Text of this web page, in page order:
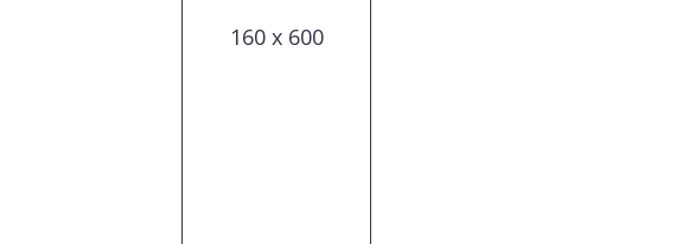
160 x 600